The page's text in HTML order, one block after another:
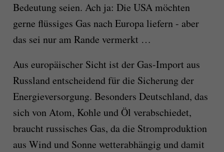
Bedeutung seien. Ach ja: Die USA möchten
gerne flüssiges Gas nach Europa liefern - aber
das sei nur am Rande vermerkt …
Aus europäischer Sicht ist der Gas-Import aus
Russland entscheidend für die Sicherung der
Energieversorgung. Besonders Deutschland, das
sich von Atom, Kohle und Öl verabschiedet,
braucht russisches Gas, da die Stromproduktion
aus Wind und Sonne wetterabhängig und damit